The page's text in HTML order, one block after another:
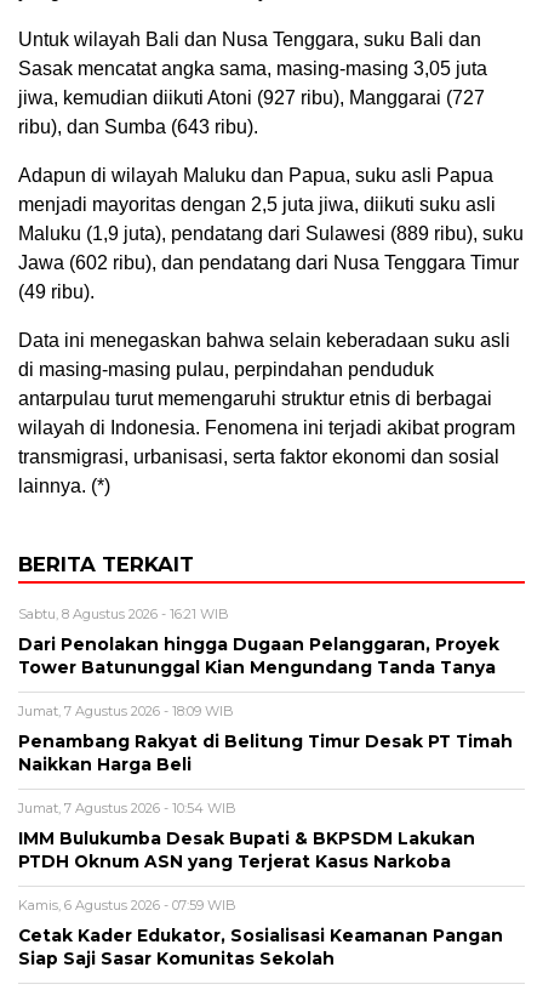
Untuk wilayah Bali dan Nusa Tenggara, suku Bali dan
Sasak mencatat angka sama, masing-masing 3,05 juta
jiwa, kemudian diikuti Atoni (927 ribu), Manggarai (727
ribu), dan Sumba (643 ribu).
Adapun di wilayah Maluku dan Papua, suku asli Papua
menjadi mayoritas dengan 2,5 juta jiwa, diikuti suku asli
Maluku (1,9 juta), pendatang dari Sulawesi (889 ribu), suku
Jawa (602 ribu), dan pendatang dari Nusa Tenggara Timur
(49 ribu).
Data ini menegaskan bahwa selain keberadaan suku asli
di masing-masing pulau, perpindahan penduduk
antarpulau turut memengaruhi struktur etnis di berbagai
wilayah di Indonesia. Fenomena ini terjadi akibat program
transmigrasi, urbanisasi, serta faktor ekonomi dan sosial
lainnya. (*)
BERITA TERKAIT
Sabtu, 8 Agustus 2026 - 16:21 WIB
Dari Penolakan hingga Dugaan Pelanggaran, Proyek
Tower Batununggal Kian Mengundang Tanda Tanya
Jumat, 7 Agustus 2026 - 18:09 WIB
Penambang Rakyat di Belitung Timur Desak PT Timah
Naikkan Harga Beli
Jumat, 7 Agustus 2026 - 10:54 WIB
IMM Bulukumba Desak Bupati & BKPSDM Lakukan
PTDH Oknum ASN yang Terjerat Kasus Narkoba
Kamis, 6 Agustus 2026 - 07:59 WIB
Cetak Kader Edukator, Sosialisasi Keamanan Pangan
Siap Saji Sasar Komunitas Sekolah